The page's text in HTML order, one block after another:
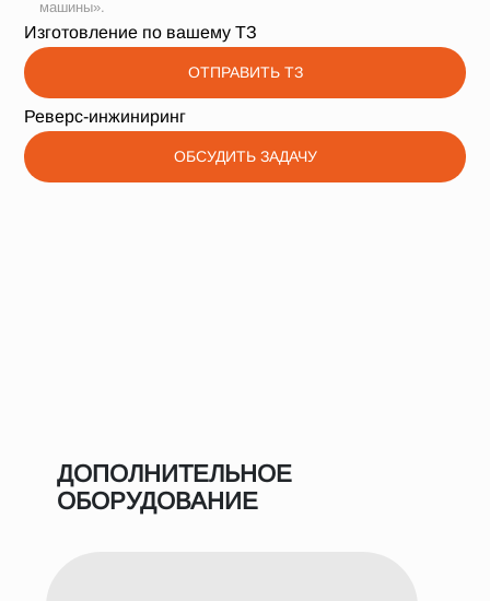
машины».
Изготовление по вашему ТЗ
ОТПРАВИТЬ ТЗ
Реверс-инжиниринг
ОБСУДИТЬ ЗАДАЧУ
ДОПОЛНИТЕЛЬНОЕ
ОБОРУДОВАНИЕ